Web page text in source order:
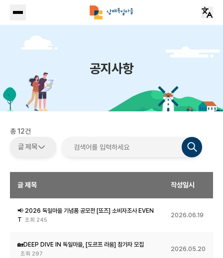
공지사항
총12건
글 제목
글 내용
글 제목 작성일시
📢 2026 독일마을 기념품 공모전 [뚀즈] 소비자조사 EVEN
T 조회 245
2026.06.19
🏡DEEP DIVE IN 독일마을, [도르프 라움] 참가자 모집
조회 297
2026.05.20